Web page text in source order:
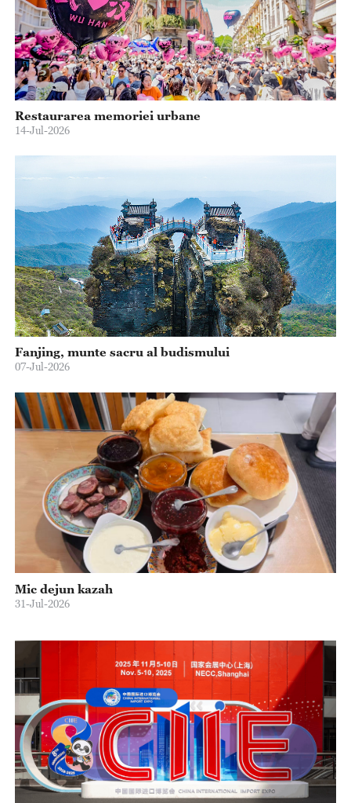
Restaurarea memoriei urbane
14-Jul-2026
Fanjing, munte sacru al budismului
07-Jul-2026
Mic dejun kazah
31-Jul-2026